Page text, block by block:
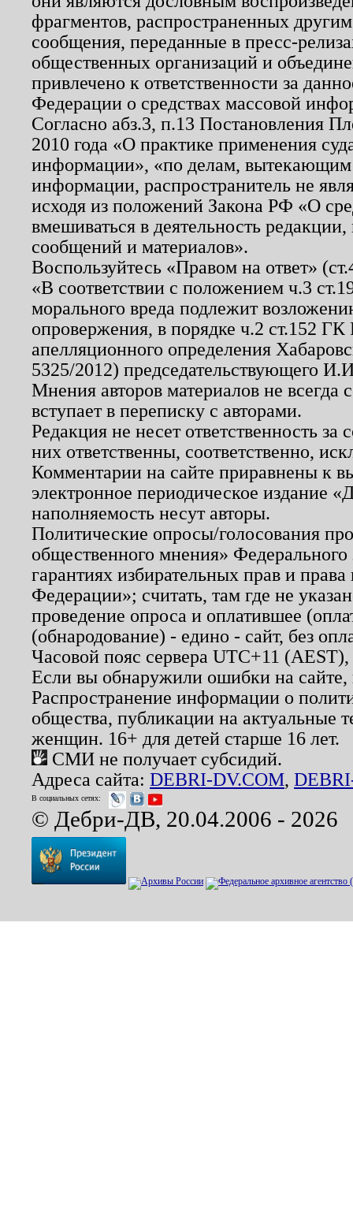
фрагментов, распространенных
сообщения, переданные в пресс-
общественных организаций и
привлечено к ответственности за
Федерации о средствах массовой
Согласно абз.3, п.13 Постановления
2010 года «О практике применения
информации», «по делам, вытекающим
информации, распространитель не
исходя из положений Закона РФ «О
вмешиваться в деятельность
сообщений и материалов».
Воспользуйтесь «Правом на ответ»
«В соответствии с положением ч.3
морального вреда подлежит
опровержения, в порядке ч.2 ст.152
апелляционного определения
5325/2012) председательствующего
Мнения авторов материалов не
вступает в переписку с авторами.
Редакция не несет ответственность
них ответственны, соответственно,
Комментарии на сайте приравнены к
электронное периодическое издание
наполняемость несут авторы.
Политические опросы/голосования
общественного мнения»
гарантиях избирательных прав и
Федерации»; считать, там где не
проведение опроса и оплатившее
(обнародование) - едино - сайт, без
Часовой пояс сервера UTC+11
Если вы обнаружили ошибки на
Распространение информации о
общества, публикации на актуальные
женщин. 16+ для детей старше 16 лет.
СМИ не получает субсидий.
Адреса сайта: DEBRI-DV.COM,
В социальных сетях:
© Дебри-ДВ, 20.04.2006 - 2026